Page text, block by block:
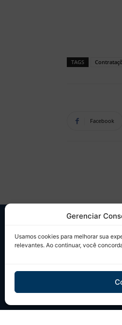
Gerenciar
Usamos cookies para melhorar sua
relevantes. Ao continuar, você
TAGS
Facebook